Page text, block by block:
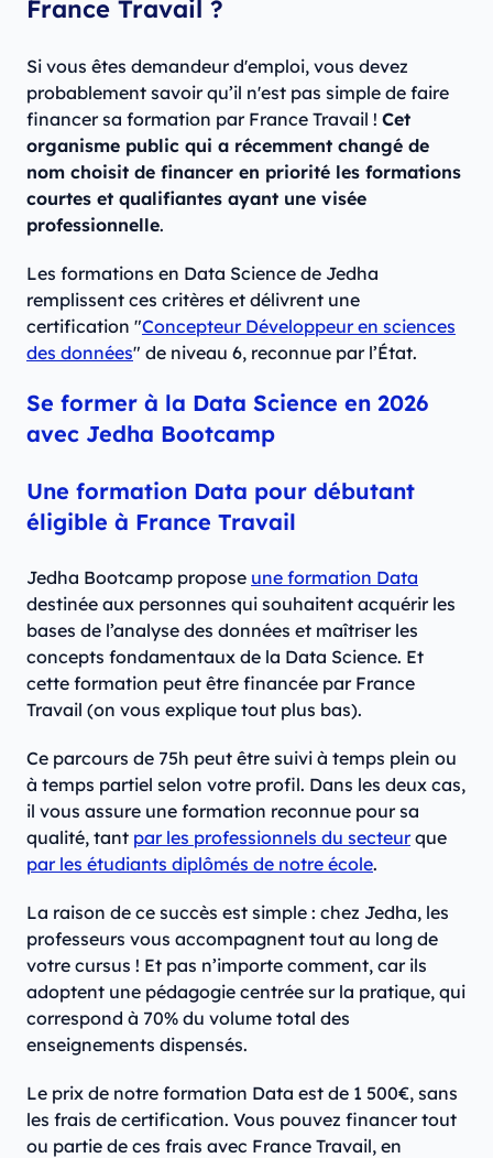
France Travail ?
Si vous êtes demandeur d'emploi, vous devez
probablement savoir qu’il n'est pas simple de faire
financer sa formation par France Travail ! Cet
organisme public qui a récemment changé de
nom choisit de financer en priorité les formations
courtes et qualifiantes ayant une visée
professionnelle.
Les formations en Data Science de Jedha
remplissent ces critères et délivrent une
certification "Concepteur Développeur en sciences
des données" de niveau 6, reconnue par l’État.
Se former à la Data Science en 2026
avec Jedha Bootcamp
Une formation Data pour débutant
éligible à France Travail
Jedha Bootcamp propose une formation Data
destinée aux personnes qui souhaitent acquérir les
bases de l’analyse des données et maîtriser les
concepts fondamentaux de la Data Science. Et
cette formation peut être financée par France
Travail (on vous explique tout plus bas).
Ce parcours de 75h peut être suivi à temps plein ou
à temps partiel selon votre profil. Dans les deux cas,
il vous assure une formation reconnue pour sa
qualité, tant par les professionnels du secteurque
par les étudiants diplômés de notre école.
La raison de ce succès est simple : chez Jedha, les
professeurs vous accompagnent tout au long de
votre cursus ! Et pas n’importe comment, car ils
adoptent une pédagogie centrée sur la pratique, qui
correspond à 70% du volume total des
enseignements dispensés.
Le prix de notre formation Data est de 1 500€, sans
les frais de certification. Vous pouvez financer tout
ou partie de ces frais avec France Travail, en